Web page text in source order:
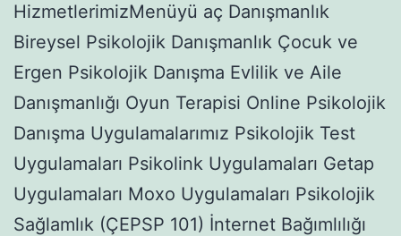
HizmetlerimizMenüyü aç Danışmanlık
Bireysel Psikolojik Danışmanlık Çocuk ve
Ergen Psikolojik Danışma Evlilik ve Aile
Danışmanlığı Oyun Terapisi Online Psikolojik
Danışma Uygulamalarımız Psikolojik Test
Uygulamaları Psikolink Uygulamaları Getap
Uygulamaları Moxo Uygulamaları Psikolojik
Sağlamlık (ÇEPSP 101) İnternet Bağımlılığı